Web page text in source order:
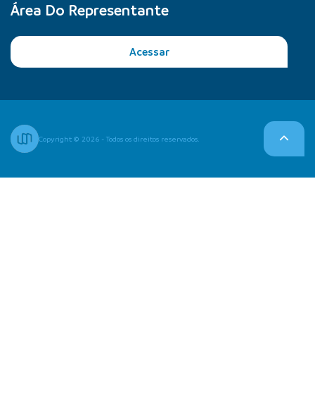
Área Do Representante
Acessar
Copyright © 2026 - Todos os direitos reservados.